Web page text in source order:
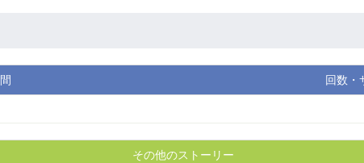
回数・
その他のストーリー